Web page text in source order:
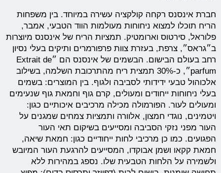
חברת אינסנס רקחה קולקציה עשירה במיוחד. בין משפחות
הריח תוכלו למצוא ניחוחות מעולמות הווד הטבעי, אמבר,
פלוראל, סירטוס וארומטיק. תמציות הריח של אינסנס מיוצרות
ב״גראס״, צרפת, בעזרת צוות פרפורמרים ותיקים בעלי נסיון
רחב בעולם הבישום. הבשמים של אינסנס הם ״Extrait de
parfum״, כ-30% תמצית ריח מהתרכובת השלמה, בשילוב
אלכוהול טבעי ידידותי לסביבה ולגוף. בין המוצרים: בשמים
בעלי ניחוחות ייחודים ומעולים, קרם גוף וחמאת גוף שנעימים
ומעולים לעור. הפורמולה מכילה מרכיבים איכותיים כגון:
ויטמינים, נוגדי חמצון, אלוורה ותמציות צמחים שמגנים על
העור מפני נזקי הסביבה ומסייעים בשיקום תאי העור
הפגועים. כמו כן מרכיבי לחות ייחודיים כגון: חמאת שיאה,
חמאת קקאו ושמן אבוקדו, המסייעים להרגעת העור המיובש
ולשמירה על הלחות הטבעית שלו. נספג במהירות ללא